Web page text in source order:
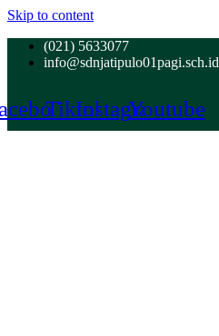
Skip to content
(021) 5633077
info@sdnjatipulo01pagi.sch.id
TiktokInstagramYoutube